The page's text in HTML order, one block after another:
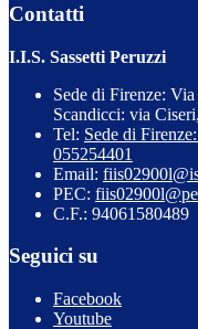
Contatti
I.I.S. Sassetti Peruzzi
Sede di Firenze:
Scandicci: via
Tel: Sede di
055254401
Email:
PEC:
C.F.: 94061580489
Seguici su
Facebook
Youtube